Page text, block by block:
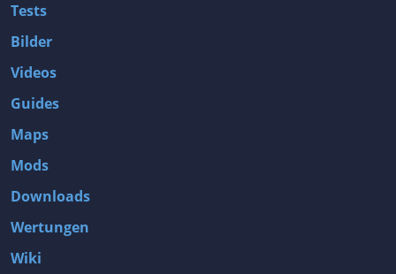
Tests
Bilder
Videos
Guides
Maps
Mods
Downloads
Wertungen
Wiki